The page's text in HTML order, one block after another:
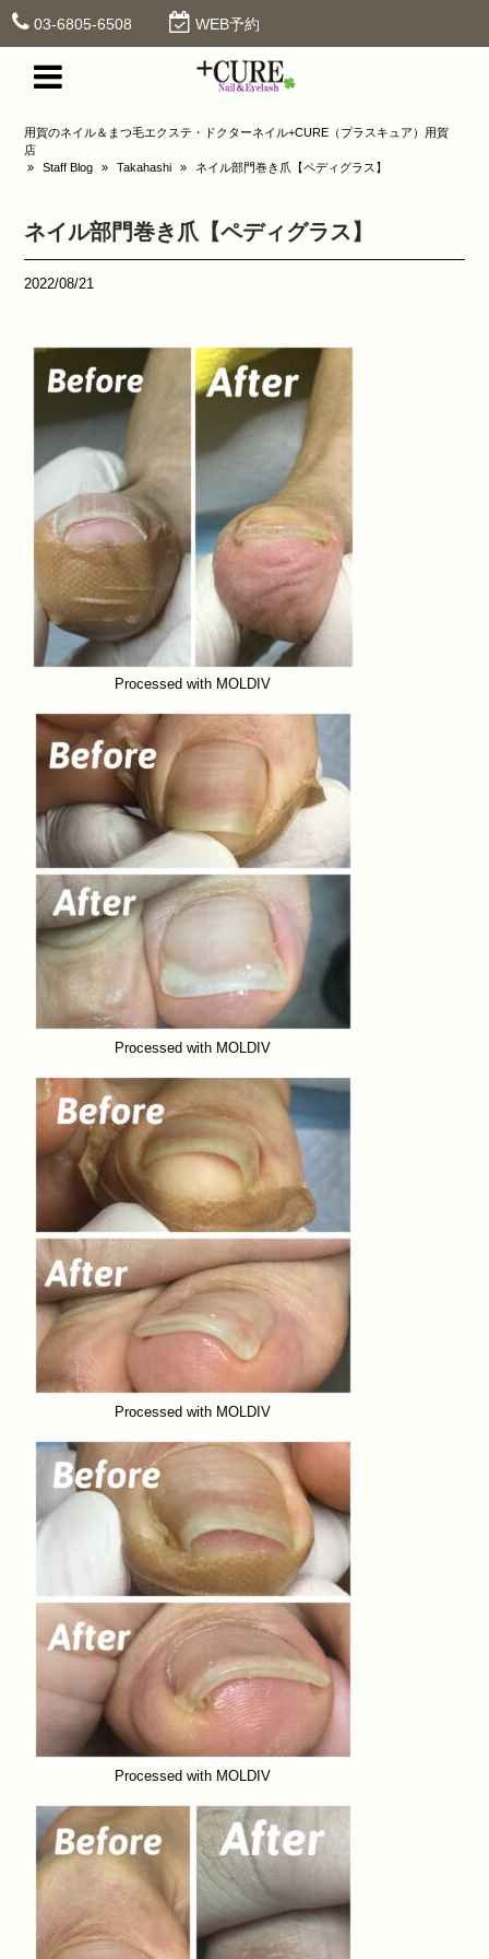
03-6805-6508 WEB予約
用賀のネイル＆まつ毛エクステ・ドクターネイル+CURE（プラスキュア）用賀
店
»
Staff Blog » Takahashi » ネイル部門巻き爪【ペディグラス】
ネイル部門巻き爪【ペディグラス】
2022/08/21
Processed with MOLDIV
Processed with MOLDIV
Processed with MOLDIV
Processed with MOLDIV